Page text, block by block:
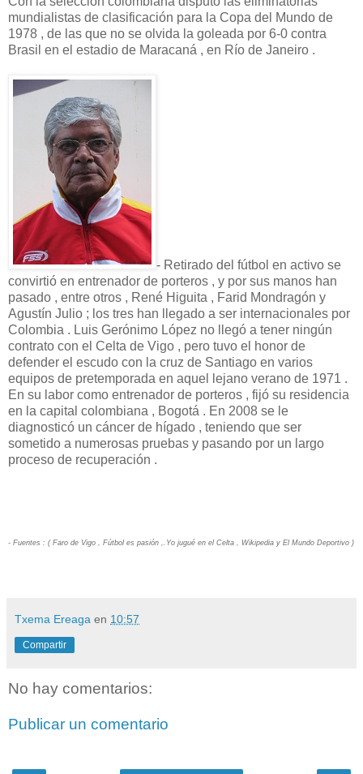
mundialistas de clasificación para la Copa del Mundo de
1978 , de las que no se olvida la goleada por 6-0 contra
Brasil en el estadio de Maracaná , en Río de Janeiro .
- Retirado del fútbol en activo se
convirtió en entrenador de porteros , y por sus manos han
pasado , entre otros , René Higuita , Farid Mondragón y
Agustín Julio ; los tres han llegado a ser internacionales por
Colombia . Luis Gerónimo López no llegó a tener ningún
contrato con el Celta de Vigo , pero tuvo el honor de
defender el escudo con la cruz de Santiago en varios
equipos de pretemporada en aquel lejano verano de 1971 .
En su labor como entrenador de porteros , fijó su residencia
en la capital colombiana , Bogotá . En 2008 se le
diagnosticó un cáncer de hígado , teniendo que ser
sometido a numerosas pruebas y pasando por un largo
proceso de recuperación .
- Fuentes : ( Faro de Vigo , Fútbol es pasión ,.Yo jugué en el Celta , Wikipedia y El Mundo Deportivo )
Txema Ereaga en 10:57
Compartir
No hay comentarios:
Publicar un comentario